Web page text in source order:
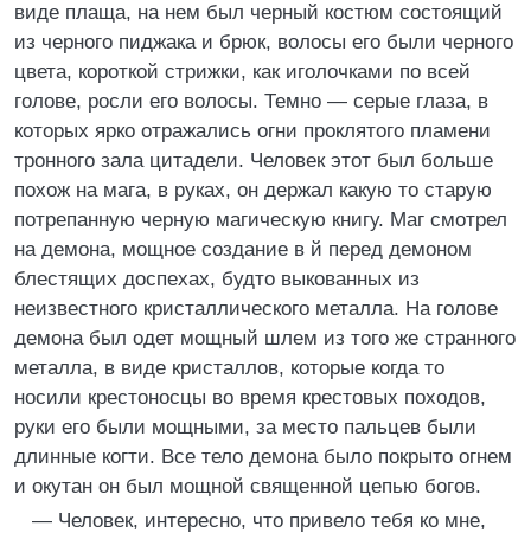
виде плаща, на нем был черный костюм состоящий
из черного пиджака и брюк, волосы его были черного
цвета, короткой стрижки, как иголочками по всей
голове, росли его волосы. Темно — серые глаза, в
которых ярко отражались огни проклятого пламени
тронного зала цитадели. Человек этот был больше
похож на мага, в руках, он держал какую то старую
потрепанную черную магическую книгу. Маг смотрел
на демона, мощное создание в й перед демоном
блестящих доспехах, будто выкованных из
неизвестного кристаллического металла. На голове
демона был одет мощный шлем из того же странного
металла, в виде кристаллов, которые когда то
носили крестоносцы во время крестовых походов,
руки его были мощными, за место пальцев были
длинные когти. Все тело демона было покрыто огнем
и окутан он был мощной священной цепью богов.
— Человек, интересно, что привело тебя ко мне,